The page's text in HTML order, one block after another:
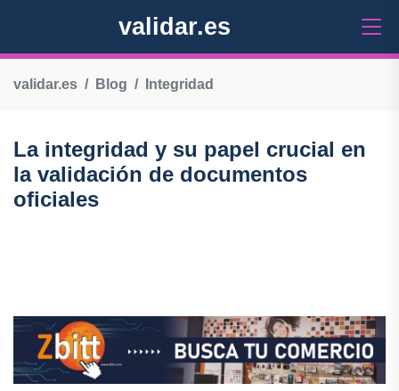
validar.es
validar.es Blog Integridad
La integridad y su papel crucial en
la validación de documentos
oficiales